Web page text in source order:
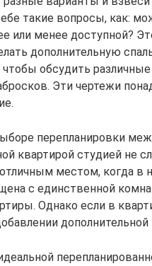
такие вопросы, как:
или менее доступной?
дополнительную
чтобы обсудить
Эти чертежи
перепланировки
квартирой студией не
местом, когда в
с единственной
Однако если в